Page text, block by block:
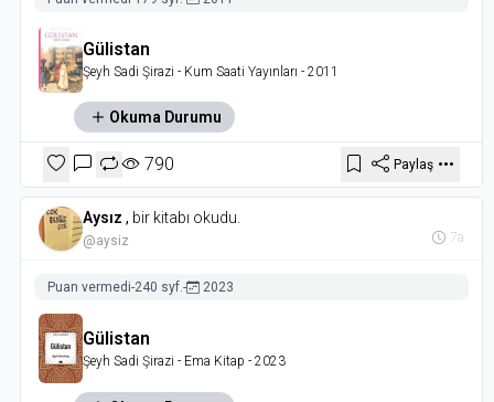
Gülistan
Şeyh Sadi Şirazi - Kum Saati Yayınları - 2011
Okuma Durumu
790 Paylaş
Aysız , bir kitabı okudu.
@aysiz 7a
Puan vermedi-240 syf.- 2023
Gülistan
Şeyh Sadi Şirazi - Ema Kitap - 2023